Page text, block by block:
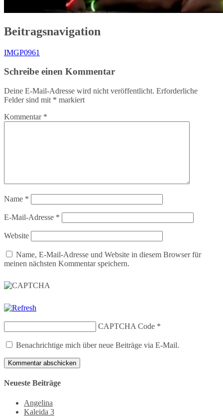
Beitragsnavigation
IMGP0961
Schreibe einen Kommentar
Deine E-Mail-Adresse wird nicht veröffentlicht. Erforderliche
Felder sind mit * markiert
Kommentar *
Name *
E-Mail-Adresse *
Website
Name, E-Mail-Adresse und Website in diesem Browser für
meinen nächsten Kommentar speichern.
CAPTCHA Code *
Benachrichtige mich über neue Beiträge via E-Mail.
Neueste Beiträge
Angelina
Kaleida 3